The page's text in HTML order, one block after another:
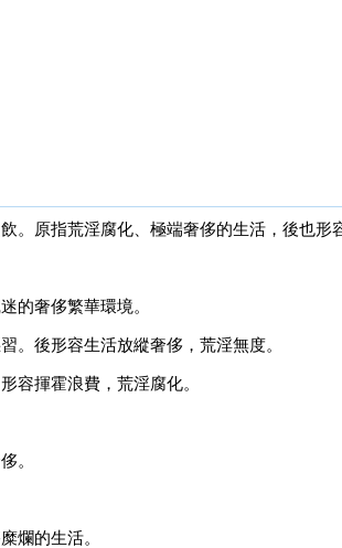
原指荒淫腐化、極端奢侈的生活，後也形
的奢侈繁華環境。
。後形容生活放縱奢侈，荒淫無度。
容揮霍浪費，荒淫腐化。
。
爛的生活。